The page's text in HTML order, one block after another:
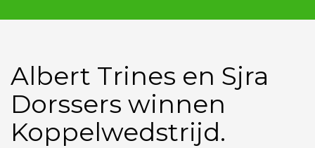
Albert Trines en Sjra
Dorssers winnen
Koppelwedstrijd.